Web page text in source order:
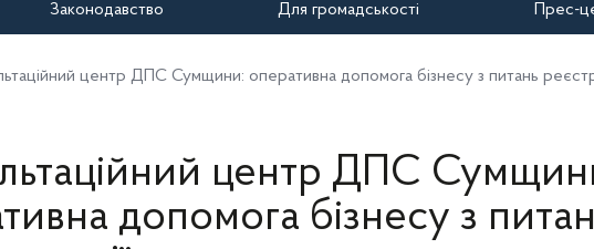
Законодавство Для громадськості Прес-
центр ДПС Сумщини: оперативна допомога бізнесу з питань
центр ДПС
допомога бізнесу з